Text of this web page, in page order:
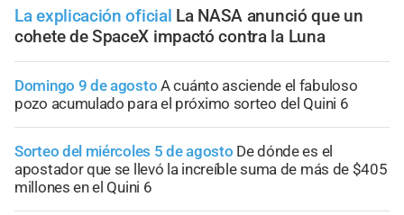
La explicación oficial La NASA anunció que un
cohete de SpaceX impactó contra la Luna
Domingo 9 de agosto A cuánto asciende el fabuloso
pozo acumulado para el próximo sorteo del Quini 6
Sorteo del miércoles 5 de agosto De dónde es el
apostador que se llevó la increíble suma de más de $405
millones en el Quini 6